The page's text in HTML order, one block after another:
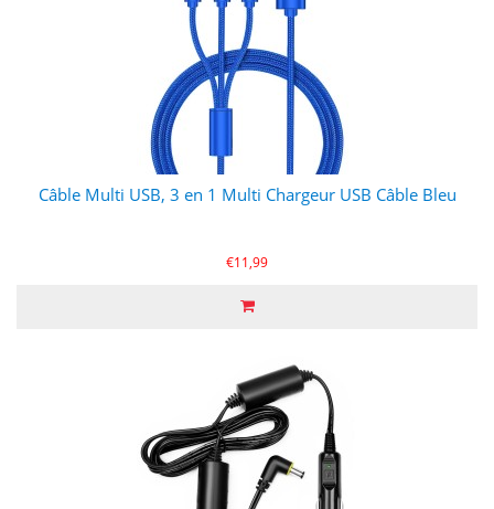
Câble Multi USB, 3 en 1 Multi Chargeur USB Câble Bleu
€11,99